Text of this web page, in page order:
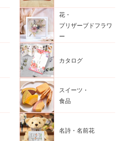
花・
プリザーブドフラワ
ー
カタログ
スイーツ・
食品
名詩・名前花